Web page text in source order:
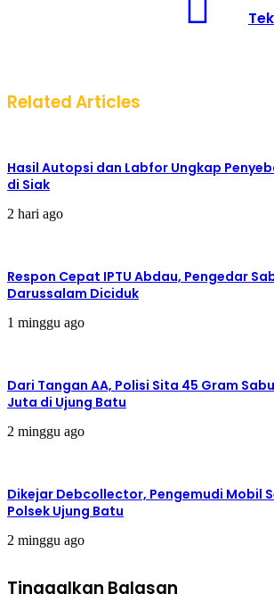
Related Articles
Hasil Autopsi dan Labfor Ungkap
di Siak
2 hari ago
Respon Cepat IPTU Abdau, Pengedar
Darussalam Diciduk
1 minggu ago
Dari Tangan AA, Polisi Sita 45 Gram
Juta di Ujung Batu
2 minggu ago
Dikejar Debcollector, Pengemudi Mobil
Polsek Ujung Batu
2 minggu ago
Tinggalkan Balasan